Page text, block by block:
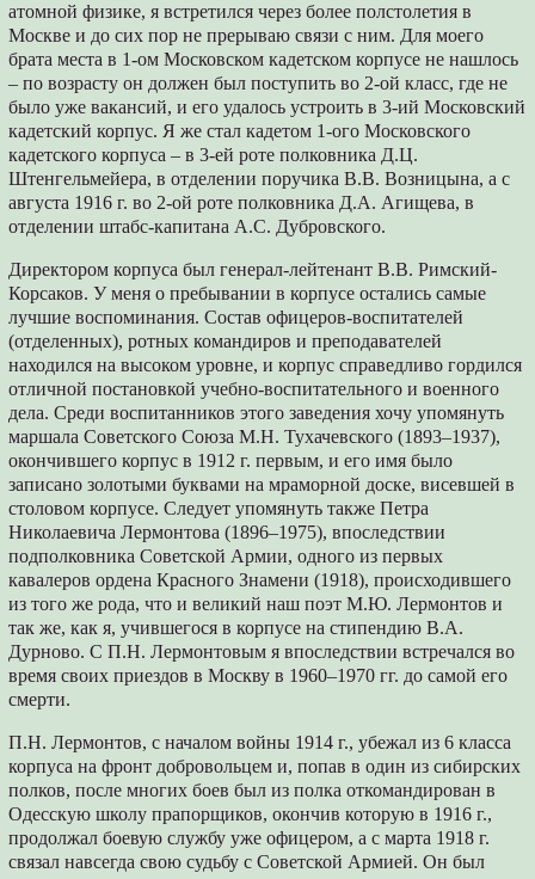
атомной физике, я встретился через более полстолетия в
Москве и до сих пор не прерываю связи с ним. Для моего
брата места в 1-ом Московском кадетском корпусе не нашлось
– по возрасту он должен был поступить во 2-ой класс, где не
было уже вакансий, и его удалось устроить в 3-ий Московский
кадетский корпус. Я же стал кадетом 1-ого Московского
кадетского корпуса – в 3-ей роте полковника Д.Ц.
Штенгельмейера, в отделении поручика В.В. Возницына, а с
августа 1916 г. во 2-ой роте полковника Д.А. Агищева, в
отделении штабс-капитана А.С. Дубровского.
Директором корпуса был генерал-лейтенант В.В. Римский-
Корсаков. У меня о пребывании в корпусе остались самые
лучшие воспоминания. Состав офицеров-воспитателей
(отделенных), ротных командиров и преподавателей
находился на высоком уровне, и корпус справедливо гордился
отличной постановкой учебно-воспитательного и военного
дела. Среди воспитанников этого заведения хочу упомянуть
маршала Советского Союза М.Н. Тухачевского (1893–1937),
окончившего корпус в 1912 г. первым, и его имя было
записано золотыми буквами на мраморной доске, висевшей в
столовом корпусе. Следует упомянуть также Петра
Николаевича Лермонтова (1896–1975), впоследствии
подполковника Советской Армии, одного из первых
кавалеров ордена Красного Знамени (1918), происходившего
из того же рода, что и великий наш поэт М.Ю. Лермонтов и
так же, как я, учившегося в корпусе на стипендию В.А.
Дурново. С П.Н. Лермонтовым я впоследствии встречался во
время своих приездов в Москву в 1960–1970 гг. до самой его
смерти.
П.Н. Лермонтов, с началом войны 1914 г., убежал из 6 класса
корпуса на фронт добровольцем и, попав в один из сибирских
полков, после многих боев был из полка откомандирован в
Одесскую школу прапорщиков, окончив которую в 1916 г.,
продолжал боевую службу уже офицером, а с марта 1918 г.
связал навсегда свою судьбу с Советской Армией. Он был